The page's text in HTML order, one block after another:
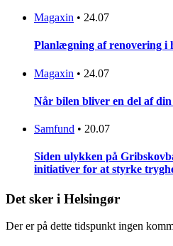
Magaxin • 24.07
Planlægning af renovering i
Magaxin • 24.07
Når bilen bliver en del af
Samfund • 20.07
Siden ulykken på
initiativer for at styrke
Det sker i Helsingør
Der er på dette tidspunkt ingen